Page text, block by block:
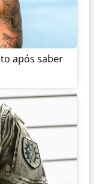
após saber